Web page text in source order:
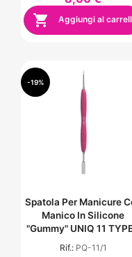
 Aggiungi al
Spatola Per Manicure
Manico In Silicone
"Gummy" UNIQ 11
Rif.: PQ-11/1
-19%